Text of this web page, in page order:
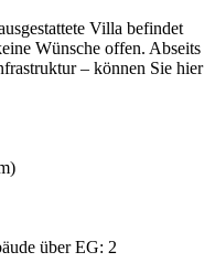
Villa befindet
Wünsche offen. Abseits
– können Sie hier
über EG: 2